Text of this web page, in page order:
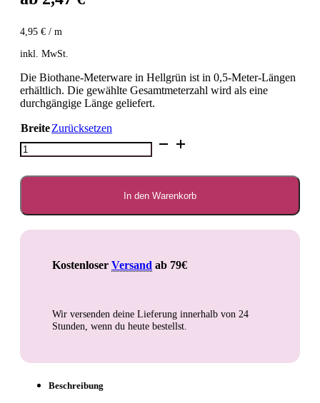
4,95 € / m
inkl. MwSt.
Die Biothane-Meterware in Hellgrün ist in 0,5-Meter-Längen
erhältlich. Die gewählte Gesamtmeterzahl wird als eine
durchgängige Länge geliefert.
BreiteZurücksetzen
BioThane®️Hellgrün
0,5m
In den Warenkorb
Kostenloser Versand ab 79€
Wir versenden deine Lieferung innerhalb von 24
Stunden , wenn du heute bestellst.
Beschreibung